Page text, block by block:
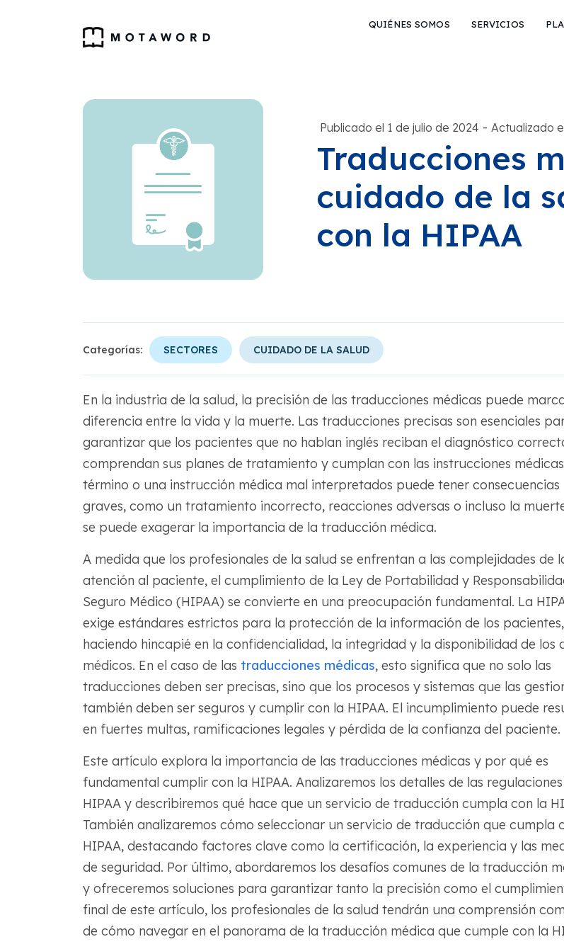
QUIÉNES SOMOS SERVICIOS
Publicado el 1 de julio de 2024 - Actualizado
Traducciones
cuidado de la
con la HIPAA
Categorías: SECTORES CUIDADO DE LA SALUD
En la industria de la salud, la precisión de las traducciones médicas puede
diferencia entre la vida y la muerte. Las traducciones precisas son esenciales
garantizar que los pacientes que no hablan inglés reciban el diagnóstico
comprendan sus planes de tratamiento y cumplan con las instrucciones
término o una instrucción médica mal interpretados puede tener consecuencias
graves, como un tratamiento incorrecto, reacciones adversas o incluso la
se puede exagerar la importancia de la traducción médica.
A medida que los profesionales de la salud se enfrentan a las complejidades de
atención al paciente, el cumplimiento de la Ley de Portabilidad y
Seguro Médico (HIPAA) se convierte en una preocupación fundamental. La
exige estándares estrictos para la protección de la información de los pacientes,
haciendo hincapié en la confidencialidad, la integridad y la disponibilidad de los
médicos. En el caso de las traducciones médicas, esto significa que no solo las
traducciones deben ser precisas, sino que los procesos y sistemas que las
también deben ser seguros y cumplir con la HIPAA. El incumplimiento puede
en fuertes multas, ramificaciones legales y pérdida de la confianza del paciente.
Este artículo explora la importancia de las traducciones médicas y por qué es
fundamental cumplir con la HIPAA. Analizaremos los detalles de las
HIPAA y describiremos qué hace que un servicio de traducción cumpla con la
También analizaremos cómo seleccionar un servicio de traducción que cumpla
HIPAA, destacando factores clave como la certificación, la experiencia y las
de seguridad. Por último, abordaremos los desafíos comunes de la traducción
y ofreceremos soluciones para garantizar tanto la precisión como el
final de este artículo, los profesionales de la salud tendrán una comprensión
de cómo navegar en el panorama de la traducción médica que cumple con la